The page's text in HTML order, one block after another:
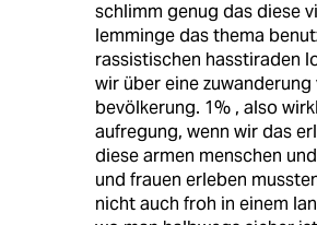
schlimm genug das diese
lemminge das thema
rassistischen hasstiraden
wir über eine
bevölkerung. 1% , also
aufregung, wenn wir das
diese armen menschen
und frauen erleben
nicht auch froh in einem